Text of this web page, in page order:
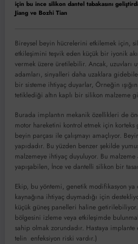
için bu ince silikon dantel tabakasını
Jiang ve Bozhi Tian
Bireysel beyin hücrelerini etkilemek için,
etkileşimini teşvik eden küçük bir iyonik
vermek üzere üretilebilir. Ancak, uzuvları
adamları, sinyalleri daha uzaklara
bir sisteme ihtiyaç duyarlar, Örneğin
tetiklediği altın kaplı bir silikon malzeme
Burada implantın mekanik özellikleri de
motor hareketini kontrol etmek için
beyin parçası ile çalışmayı amaçlıyor.
yapıdadır. Bu yüzden benzer şekilde
malzemeye ihtiyaç duyuluyor. Bu malzeme
yapışabilen, İnce ve dantelli silikon bir
Ekip, bu yöntemi, genetik modifikasyon
kaynağına ihtiyaç duymadığı için
küçük güneş panelleri haline
bölgesini izleme veya etkileşimde
sahip olmak zorundadır. Hastaya
telin enfeksiyon riski vardır.)